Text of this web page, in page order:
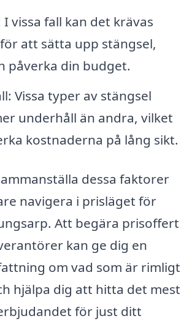
I vissa fall kan det krävas
att sätta upp stängsel,
påverka din budget.
Vissa typer av stängsel
underhåll än andra, vilket
kostnaderna på lång sikt.
dessa faktorer
navigera i prisläget för
Att begära prisoffert
kan ge dig en
om vad som är rimligt
hjälpa dig att hitta det mest
för just ditt